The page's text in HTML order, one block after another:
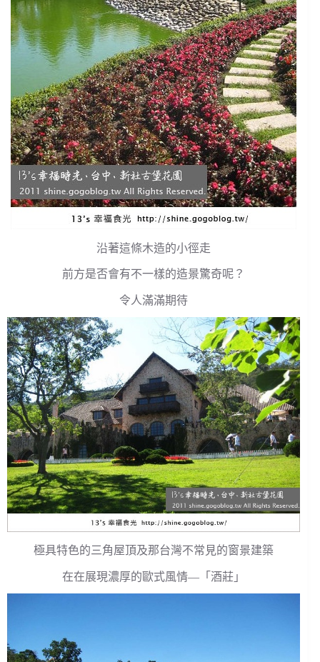
沿著這條木造的小徑走
前方是否會有不一樣的造景驚奇呢？
令人滿滿期待
極具特色的三角屋頂及那台灣不常見的窗景建築
在在展現濃厚的歐式風情—「酒莊」